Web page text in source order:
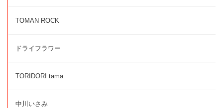
TOMAN ROCK
ドライフラワー
TORIDORI tama
中川いさみ